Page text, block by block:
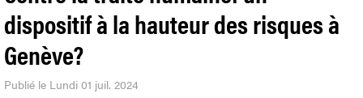
dispositif à la hauteur des risques à
Genève?
Publié le Lundi 01 juil. 2024